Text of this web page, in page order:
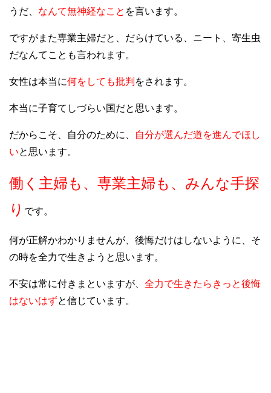
うだ、 なんて無神経なこと を言います。
ですがまた専業主婦だと、だらけている、ニート、寄生虫
だなんてことも言われます。
女性は本当に何をしても批判 をされます。
本当に子育てしづらい国だと思います。
だからこそ、自分のために、
自分が選んだ道を進んでほし
いと思います。
働く主婦も、専業主婦も、みんな手探
り です。
何が正解かわかりませんが、後悔だけはしないように、そ
の時を全力で生きようと思います。
不安は常に付きまといますが、 全力で生きたらきっと後悔
はないはずと信じています。